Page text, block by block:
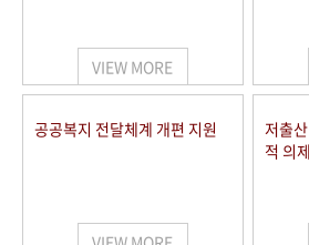
VIEW MORE
공공복지 전달체계 개편 지원
저출
적 의